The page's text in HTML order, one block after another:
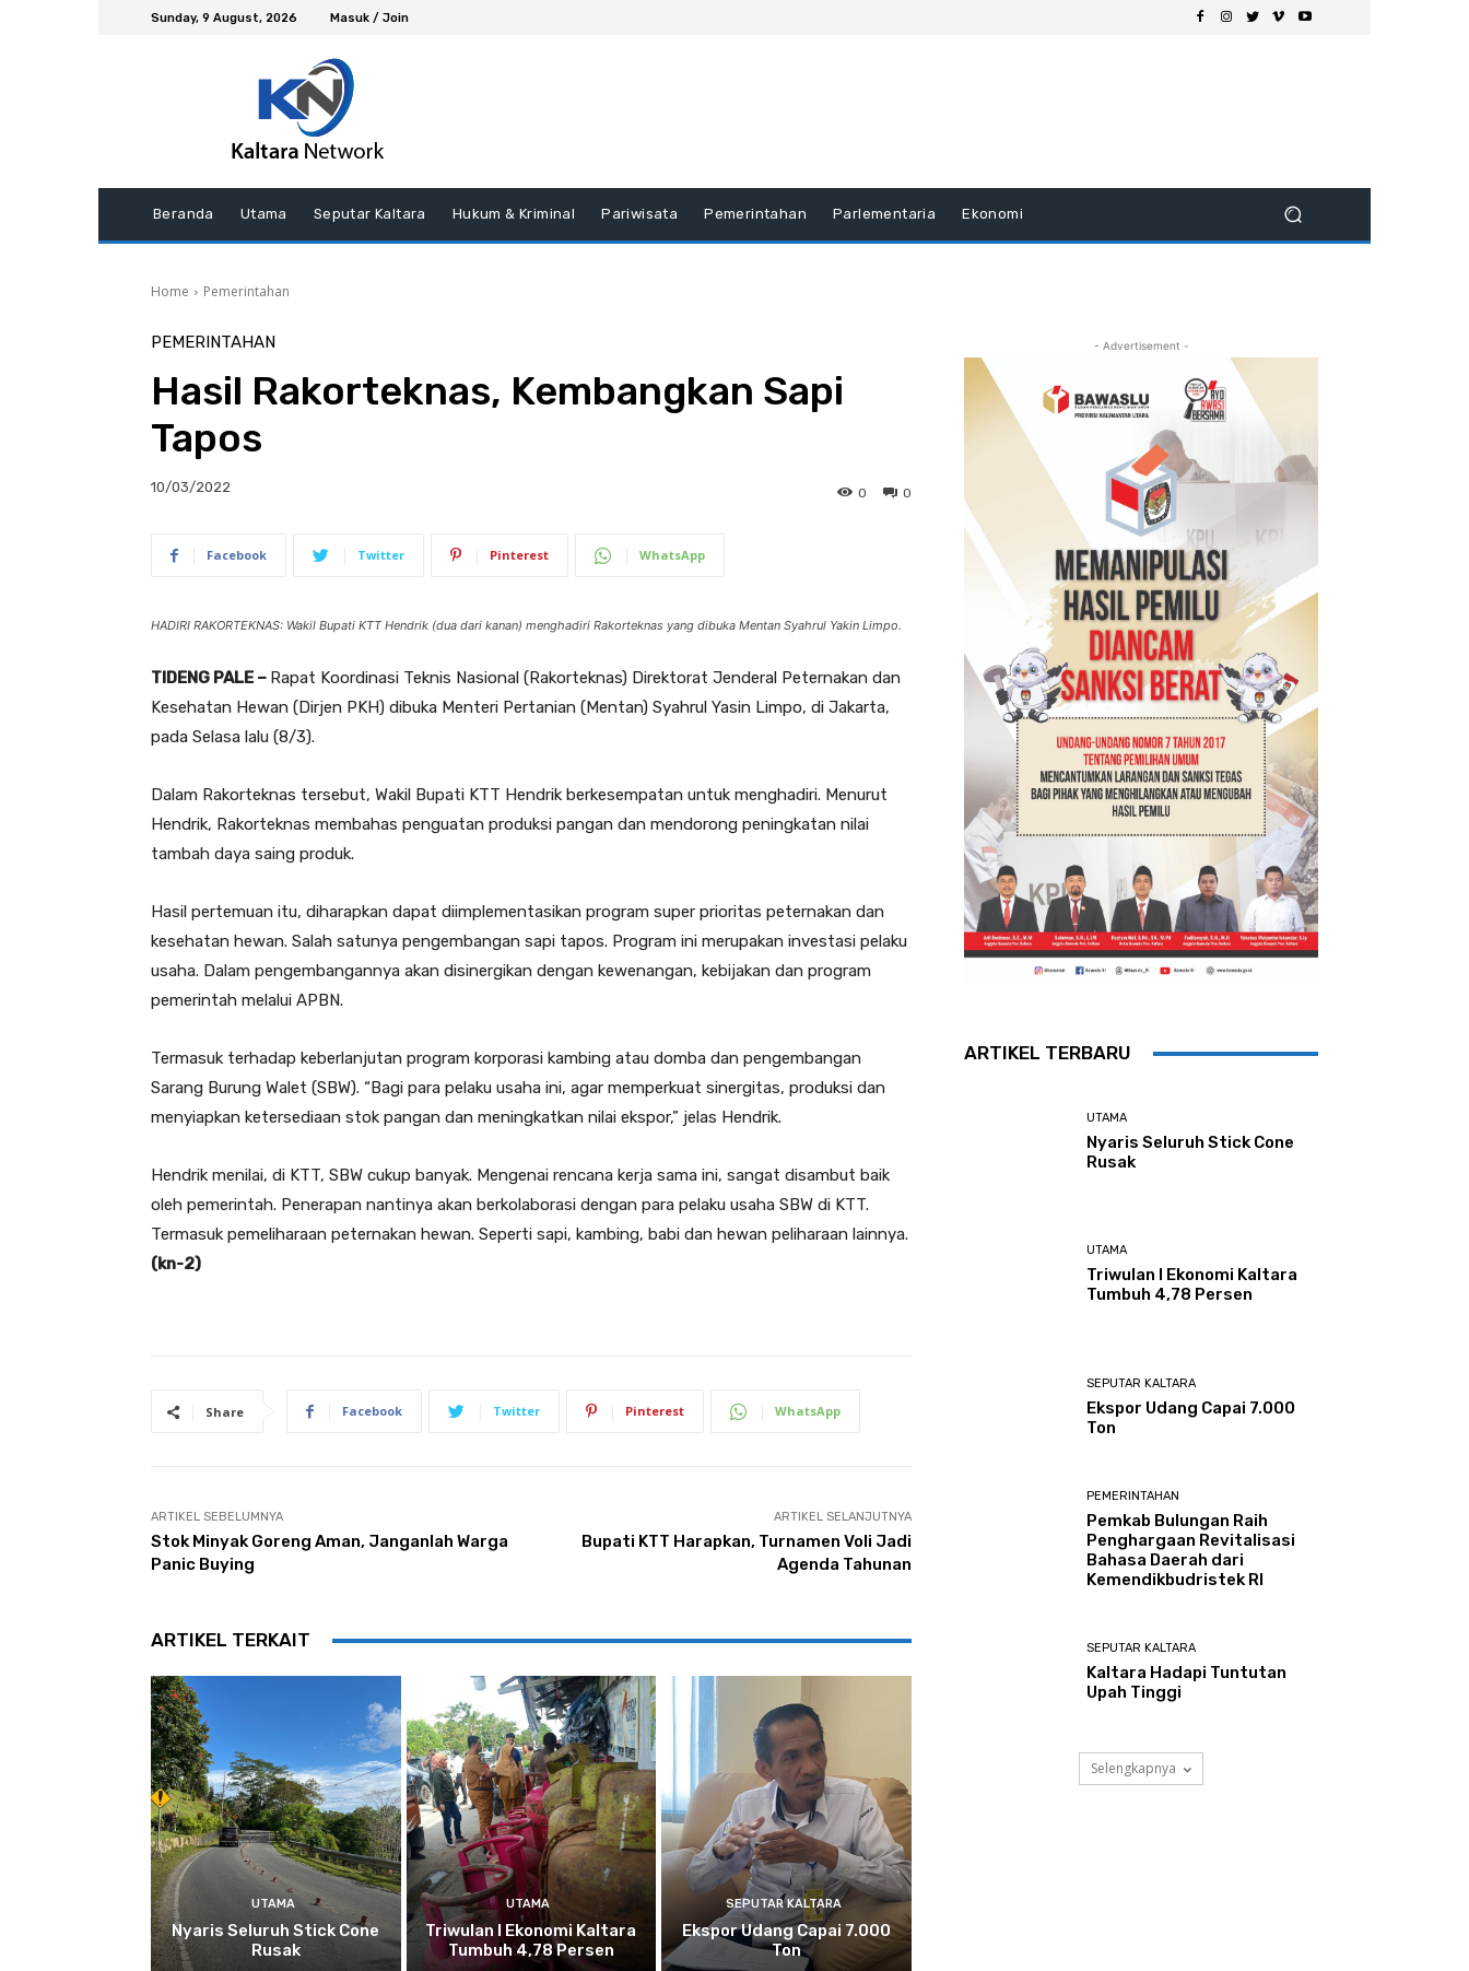
Sunday, 9 August, 2026 Masuk / Join
Beranda Utama Seputar Kaltara Hukum & Kriminal Pariwisata Pemerintahan Parlementaria Ekonomi
Home Pemerintahan
PEMERINTAHAN
Hasil Rakorteknas, Kembangkan Sapi
Tapos
10/03/2022 0
0
Facebook Twitter Pinterest WhatsApp
HADIRI RAKORTEKNAS: Wakil Bupati KTT Hendrik (dua dari kanan) menghadiri Rakorteknas yang dibuka Mentan Syahrul Yakin Limpo.
TIDENG PALE – Rapat Koordinasi Teknis Nasional (Rakorteknas) Direktorat Jenderal Peternakan dan
Kesehatan Hewan (Dirjen PKH) dibuka Menteri Pertanian (Mentan) Syahrul Yasin Limpo, di Jakarta,
pada Selasa lalu (8/3).
Dalam Rakorteknas tersebut, Wakil Bupati KTT Hendrik berkesempatan untuk menghadiri. Menurut
Hendrik, Rakorteknas membahas penguatan produksi pangan dan mendorong peningkatan nilai
tambah daya saing produk.
Hasil pertemuan itu, diharapkan dapat diimplementasikan program super prioritas peternakan dan
kesehatan hewan. Salah satunya pengembangan sapi tapos. Program ini merupakan investasi pelaku
usaha. Dalam pengembangannya akan disinergikan dengan kewenangan, kebijakan dan program
pemerintah melalui APBN.
Termasuk terhadap keberlanjutan program korporasi kambing atau domba dan pengembangan
Sarang Burung Walet (SBW). “Bagi para pelaku usaha ini, agar memperkuat sinergitas, produksi dan
menyiapkan ketersediaan stok pangan dan meningkatkan nilai ekspor,” jelas Hendrik.
Hendrik menilai, di KTT, SBW cukup banyak. Mengenai rencana kerja sama ini, sangat disambut baik
oleh pemerintah. Penerapan nantinya akan berkolaborasi dengan para pelaku usaha SBW di KTT.
Termasuk pemeliharaan peternakan hewan. Seperti sapi, kambing, babi dan hewan peliharaan lainnya.
(kn-2)
Share Facebook Twitter Pinterest WhatsApp
ARTIKEL SEBELUMNYA
Stok Minyak Goreng Aman, Janganlah Warga
Panic Buying
ARTIKEL SELANJUTNYA
Bupati KTT Harapkan, Turnamen Voli Jadi
Agenda Tahunan
ARTIKEL TERKAIT
UTAMA
Nyaris Seluruh Stick Cone
Rusak
UTAMA
Triwulan I Ekonomi Kaltara
Tumbuh 4,78 Persen
SEPUTAR KALTARA
Ekspor Udang Capai 7.000
Ton
- Advertisement -
ARTIKEL TERBARU
UTAMA
Nyaris Seluruh Stick Cone
Rusak
UTAMA
Triwulan I Ekonomi Kaltara
Tumbuh 4,78 Persen
SEPUTAR KALTARA
Ekspor Udang Capai 7.000
Ton
PEMERINTAHAN
Pemkab Bulungan Raih
Penghargaan Revitalisasi
Bahasa Daerah dari
Kemendikbudristek RI
SEPUTAR KALTARA
Kaltara Hadapi Tuntutan
Upah Tinggi
Selengkapnya